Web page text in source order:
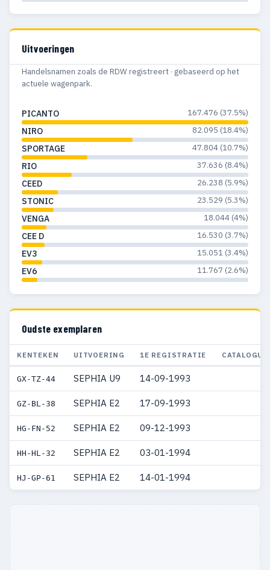
Uitvoeringen
Handelsnamen zoals de RDW registreert · gebaseerd op het
actuele wagenpark.
PICANTO 167.476 (37.5%)
NIRO 82.095 (18.4%)
SPORTAGE 47.804 (10.7%)
RIO 37.636 (8.4%)
CEED 26.238 (5.9%)
STONIC 23.529 (5.3%)
VENGA 18.044 (4%)
CEE D 16.530 (3.7%)
EV3 15.051 (3.4%)
EV6 11.767 (2.6%)
Oudste exemplaren
KENTEKEN UITVOERING 1E REGISTRATIE
GX-TZ-44 SEPHIA U9 14-09-1993
GZ-BL-38 SEPHIA E2 17-09-1993
HG-FN-52 SEPHIA E2 09-12-1993
HH-HL-32 SEPHIA E2 03-01-1994
HJ-GP-61 SEPHIA E2 14-01-1994